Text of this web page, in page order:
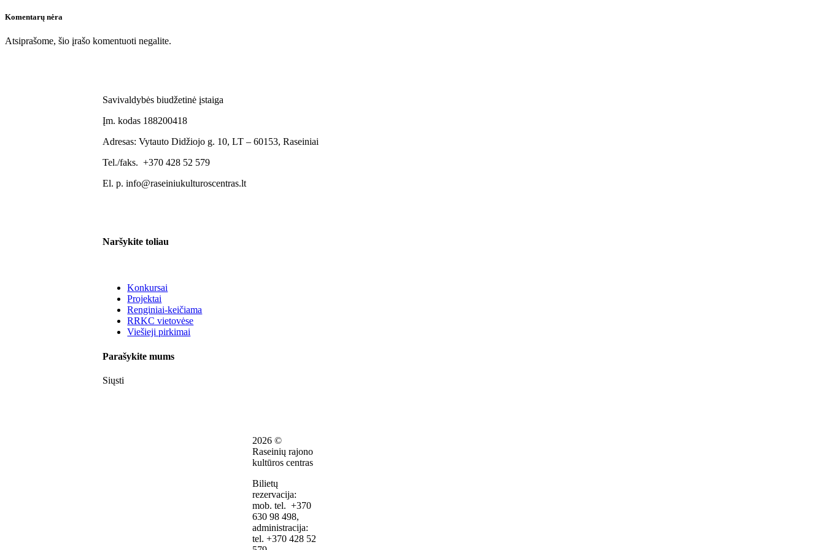
Komentarų nėra
Atsiprašome, šio įrašo komentuoti negalite.
Savivaldybės biudžetinė įstaiga
Įm. kodas 188200418
Adresas: Vytauto Didžiojo g. 10, LT – 60153, Raseiniai
Tel./faks. +370 428 52 579
El. p. info@raseiniukulturoscentras.lt
Naršykite toliau
Konkursai
Projektai
Renginiai-keičiama
RRKC vietovėse
Viešieji pirkimai
Parašykite mums
Siųsti
2026 ©
Raseinių rajono
kultūros centras
Bilietų
rezervacija:
mob. tel. +370
630 98 498,
administracija:
tel. +370 428 52